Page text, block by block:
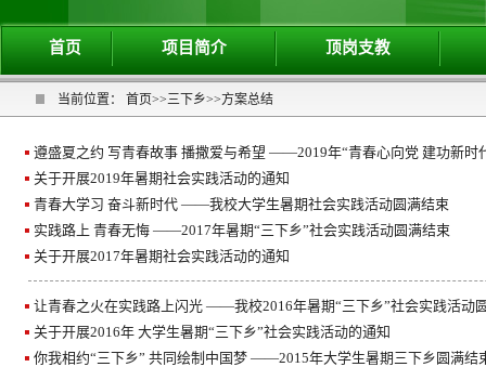
首页 项目简介 顶岗支教
当前位置： 首页>>三下乡>>方案总结
遵盛夏之约 写青春故事 播撒爱与希望 ——2019年“青春心向党 建功新时
关于开展2019年暑期社会实践活动的通知
青春大学习 奋斗新时代 ——我校大学生暑期社会实践活动圆满结束
实践路上 青春无悔 ——2017年暑期“三下乡”社会实践活动圆满结束
关于开展2017年暑期社会实践活动的通知
让青春之火在实践路上闪光 ——我校2016年暑期“三下乡”社会实践活动
关于开展2016年 大学生暑期“三下乡”社会实践活动的通知
你我相约“三下乡” 共同绘制中国梦 ——2015年大学生暑期三下乡圆满结